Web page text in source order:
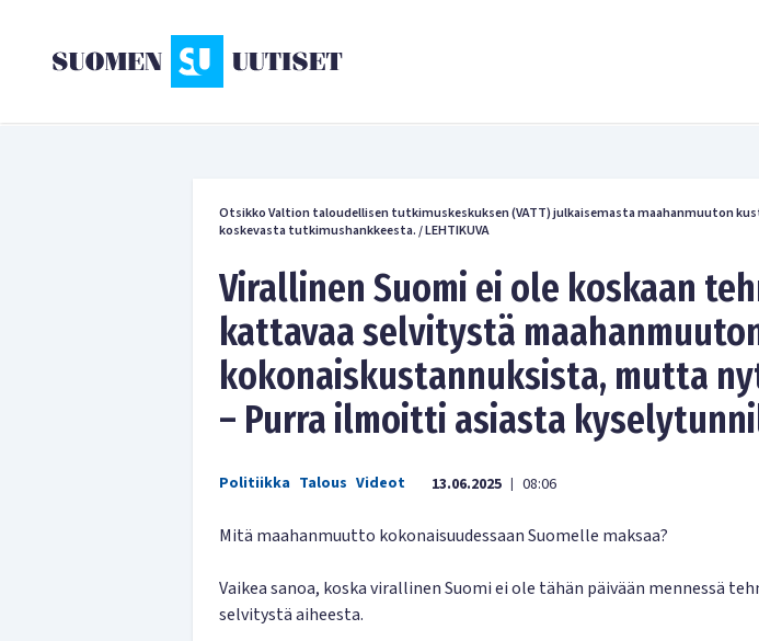
Otsikko Valtion taloudellisen tutkimuskeskuksen (VATT) julkaisemasta maahanmuuton
koskevasta tutkimushankkeesta./LEHTIKUVA
Virallinen Suomi ei ole koskaan
kattavaa selvitystä
kokonaiskustannuksista, mutta
– Purra ilmoitti asiasta
Politiikka Talous Videot 13.06.2025 | 08:06
Mitä maahanmuutto kokonaisuudessaan Suomelle maksaa?
Vaikea sanoa, koska virallinen Suomi ei ole tähän päivään mennessä
selvitystä aiheesta.